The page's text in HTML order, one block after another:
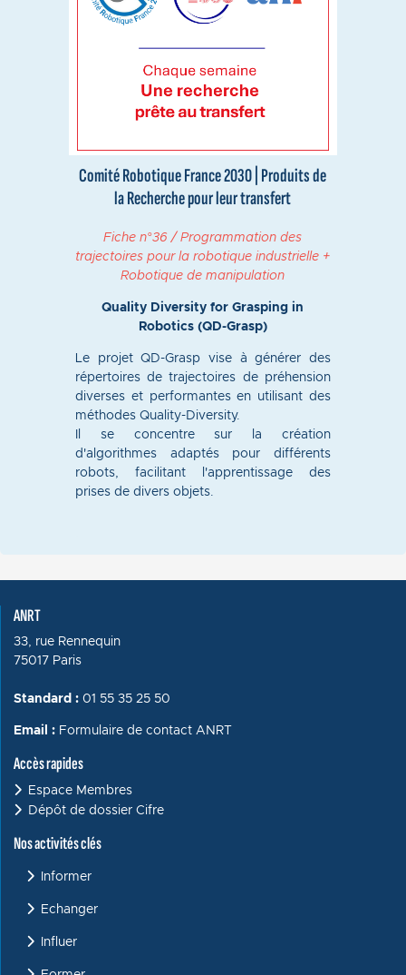
Comité Robotique France 2030 | Produits de
la Recherche pour leur transfert
Fiche n°36 / Programmation des
trajectoires pour la robotique industrielle +
Robotique de manipulation
Quality Diversity for Grasping in
Robotics (QD-Grasp)
Le projet QD-Grasp vise à générer des
répertoires de trajectoires de préhension
diverses et performantes en utilisant des
méthodes Quality-Diversity.
Il se concentre sur la création
d'algorithmes adaptés pour différents
robots, facilitant l'apprentissage des
prises de divers objets.
ANRT
33, rue Rennequin
75017 Paris
Standard : 01 55 35 25 50
Email : Formulaire de contact ANRT
Accès rapides
Espace Membres
Dépôt de dossier Cifre
Menu : Activités clés
Nos activités clés
Informer
Echanger
Influer